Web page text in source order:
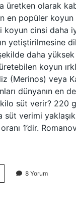
üretken olarak
en popüler koyun
koyun cinsi daha
yetiştirilmesine
daha
koyun
(Merinos) veya
dünyanın en
süt verir? 220
süt verimi
1’dir.
8 Yorum